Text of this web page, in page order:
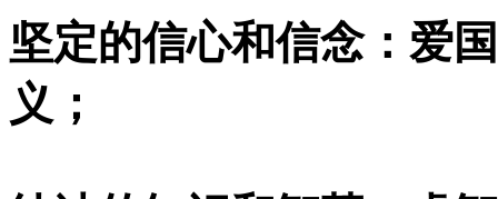
坚定的信心和信念：爱
义；